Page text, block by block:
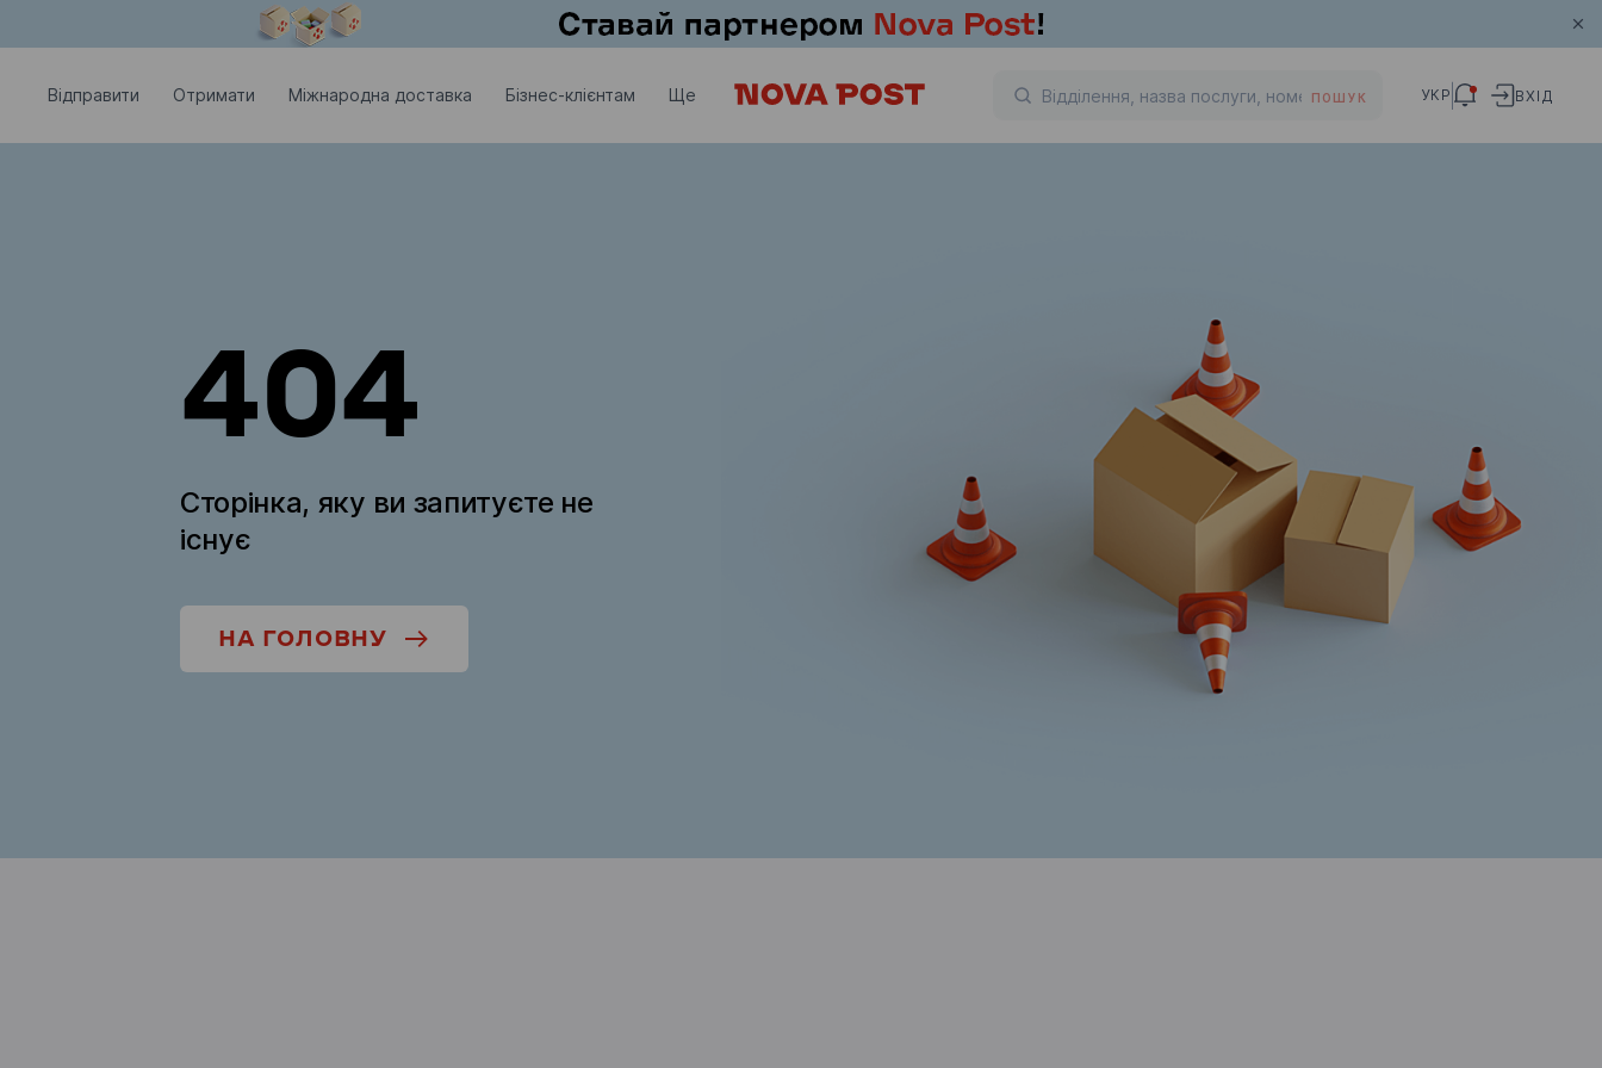
Відправити Отримати Міжнародна доставка Бізнес-клієнтам Ще ПОШУК УКР ВХІД
404
Сторінка, яку ви запитуєте не
існує
НА ГОЛОВНУ